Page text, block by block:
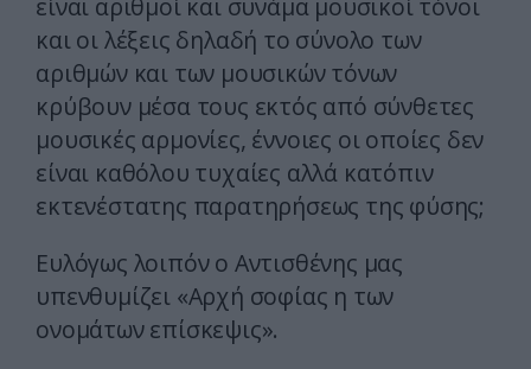
είναι αριθμοί και συνάμα μουσικοί τόνοι
και οι λέξεις δηλαδή το σύνολο των
αριθμών και των μουσικών τόνων
κρύβουν μέσα τους εκτός από σύνθετες
μουσικές αρμονίες, έννοιες οι οποίες δεν
είναι καθόλου τυχαίες αλλά κατόπιν
εκτενέστατης παρατηρήσεως της φύσης;
Ευλόγως λοιπόν ο Αντισθένης μας
υπενθυμίζει «Αρχή σοφίας η των
ονομάτων επίσκεψις».